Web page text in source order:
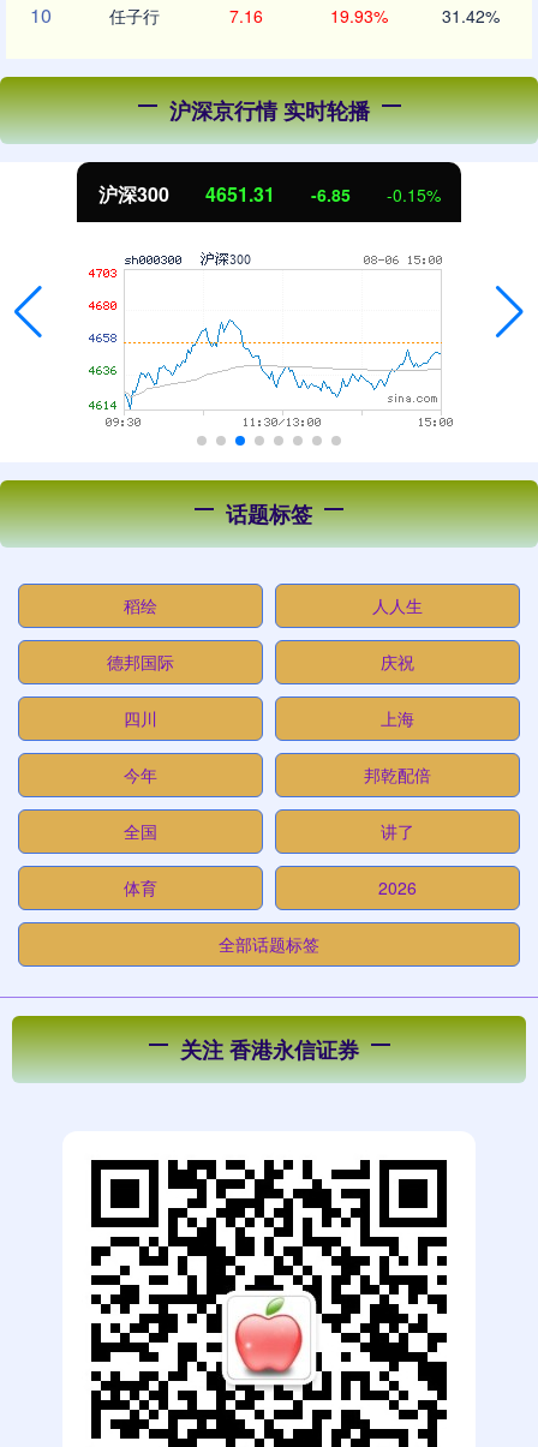
10 任子行 7.16 19.93% 31.42%
沪深京行情 实时轮播
沪深300 4651.31 -6.85 -0.15%
话题标签
稻绘 人人生
德邦国际 庆祝
四川 上海
今年 邦乾配倍
全国 讲了
体育 2026
全部话题标签
关注 香港永信证券